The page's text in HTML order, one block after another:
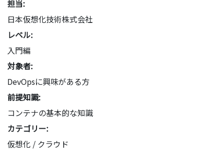
担当:
日本仮想化技術株式会社
レベル:
入門編
対象者:
DevOpsに興味がある方
前提知識:
コンテナの基本的な知識
カテゴリー:
仮想化 / クラウド